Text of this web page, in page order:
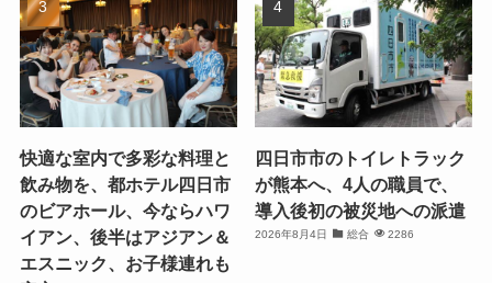
快適な室内で多彩な料理と
飲み物を、都ホテル四日市
のビアホール、今ならハワ
イアン、後半はアジアン＆
エスニック、お子様連れも
四日市市のトイレトラック
が熊本へ、4人の職員で、
導入後初の被災地への派遣
2026年8月4日 総合 2286